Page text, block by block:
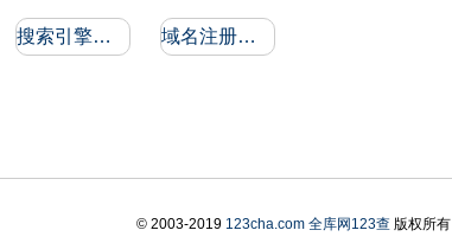
搜索引擎收录和反向链接 域名注册信息
© 2003-2019 123cha.com 全库网123查版权所有